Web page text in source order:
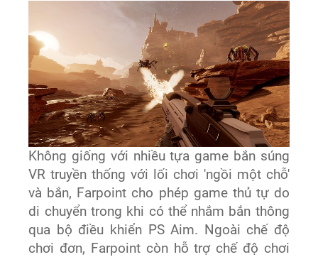
Không giống với nhiều tựa game bắn súng
VR truyền thống với lối chơi 'ngồi một chỗ'
và bắn, Farpoint cho phép game thủ tự do
di chuyển trong khi có thể nhắm bắn thông
qua bộ điều khiển PS Aim. Ngoài chế độ
chơi đơn, Farpoint còn hỗ trợ chế độ chơi